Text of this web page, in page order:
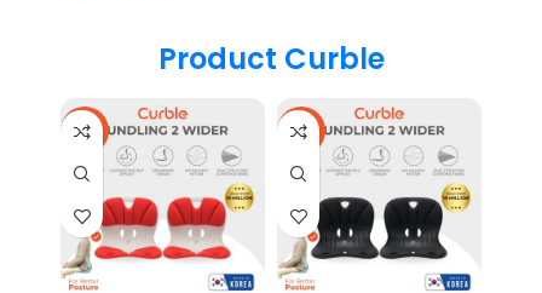
Product Curble
-17% -17%